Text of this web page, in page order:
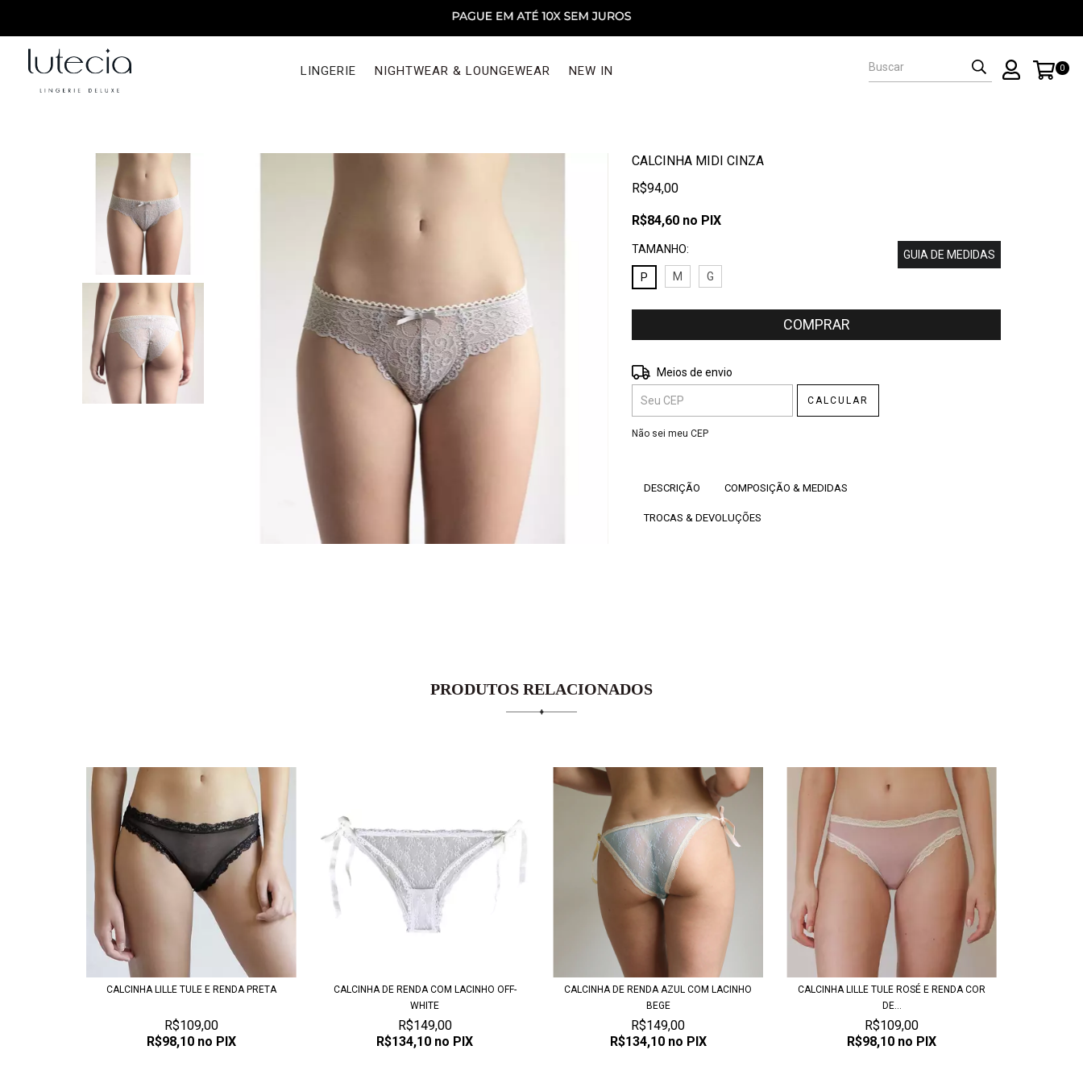
LINGERIE NIGHTWEAR & LOUNGEWEAR NEW IN 0
CALCINHA MIDI CINZA
R$94,00
R$84,60 no PIX
TAMANHO:
GUIA DE MEDIDAS
P
M G
Entregas para o CEP:
Meios de envio
CALCULAR
Não sei meu CEP
DESCRIÇÃO COMPOSIÇÃO & MEDIDAS
TROCAS & DEVOLUÇÕES
PRODUTOS RELACIONADOS
CALCINHA LILLE TULE E RENDA PRETA
R$109,00
R$98,10 no PIX
CALCINHA DE RENDA COM LACINHO OFF-
WHITE
R$149,00
R$134,10 no PIX
CALCINHA DE RENDA AZUL COM LACINHO
BEGE
R$149,00
R$134,10 no PIX
CALCINHA LILLE TULE ROSÉ E RENDA COR
DE...
R$109,00
R$98,10 no PIX